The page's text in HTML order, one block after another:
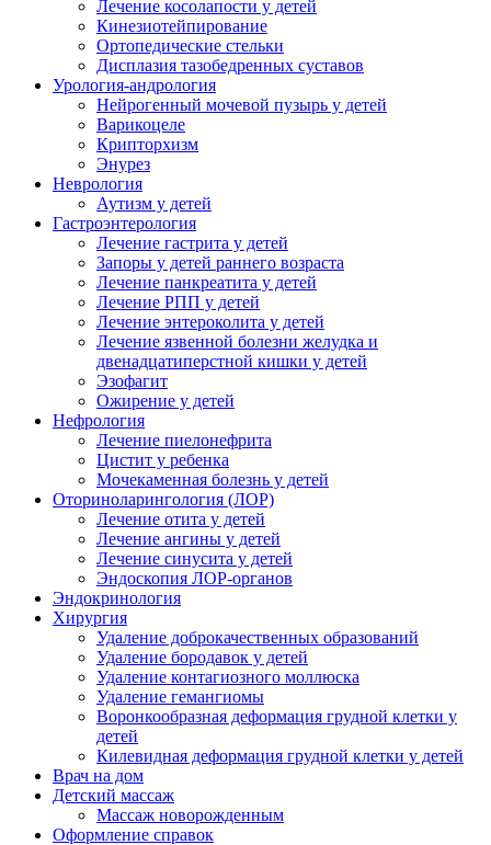
Лечение косолапости у детей
Кинезиотейпирование
Ортопедические стельки
Дисплазия тазобедренных суставов
Урология-андрология
Нейрогенный мочевой пузырь у детей
Варикоцеле
Крипторхизм
Энурез
Неврология
Аутизм у детей
Гастроэнтерология
Лечение гастрита у детей
Запоры у детей раннего возраста
Лечение панкреатита у детей
Лечение РПП у детей
Лечение энтероколита у детей
Лечение язвенной болезни желудка и
двенадцатиперстной кишки у детей
Эзофагит
Ожирение у детей
Нефрология
Лечение пиелонефрита
Цистит у ребенка
Мочекаменная болезнь у детей
Оториноларингология (ЛОР)
Лечение отита у детей
Лечение ангины у детей
Лечение синусита у детей
Эндоскопия ЛОР-органов
Эндокринология
Хирургия
Удаление доброкачественных образований
Удаление бородавок у детей
Удаление контагиозного моллюска
Удаление гемангиомы
Воронкообразная деформация грудной клетки у
детей
Килевидная деформация грудной клетки у детей
Врач на дом
Детский массаж
Массаж новорожденным
Оформление справок